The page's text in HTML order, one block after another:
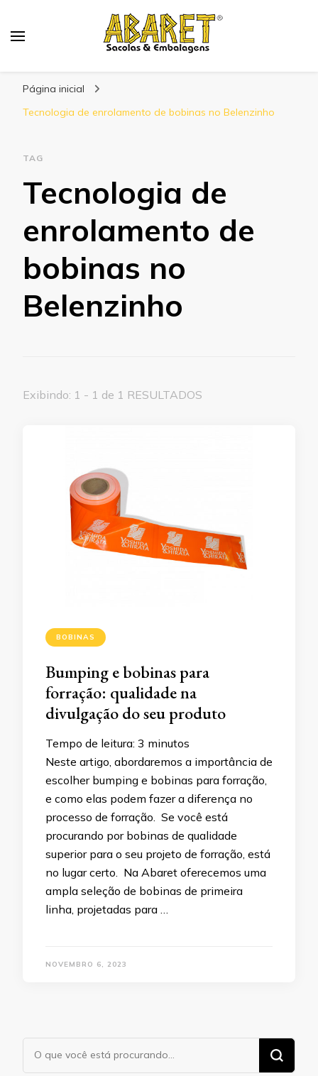
Página inicial
Tecnologia de enrolamento de bobinas no Belenzinho
TAG
Tecnologia de
enrolamento de
bobinas no
Belenzinho
Exibindo: 1 - 1 de 1 RESULTADOS
BOBINAS
Bumping e bobinas para
forração: qualidade na
divulgação do seu produto
Tempo de leitura: 3 minutos
Neste artigo, abordaremos a importância de
escolher bumping e bobinas para forração,
e como elas podem fazer a diferença no
processo de forração. Se você está
procurando por bobinas de qualidade
superior para o seu projeto de forração, está
no lugar certo. Na Abaret oferecemos uma
ampla seleção de bobinas de primeira
linha, projetadas para …
NOVEMBRO 6, 2023
Procurando
algo?